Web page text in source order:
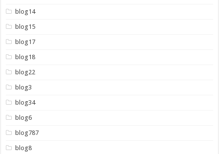
blog14
blog15
blog17
blog18
blog22
blog3
blog34
blog6
blog787
blog8